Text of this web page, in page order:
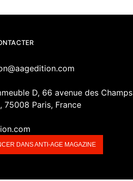
D, 66 avenue des Champs
75008 Paris, France
DANS ANTI-AGE MAGAZINE